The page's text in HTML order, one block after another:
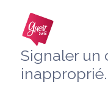
Signaler un
inapproprié.